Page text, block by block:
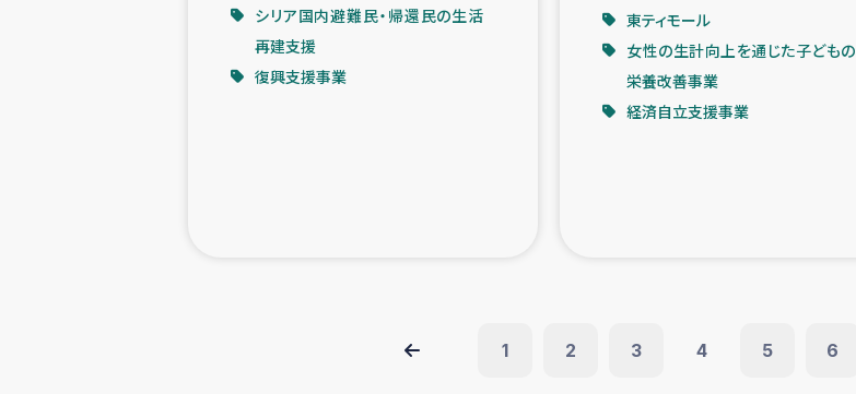
シリア国内避難民・帰還民の生活
再建支援
復興支援事業
東ティモール
女性の生計向上を通じた子どもの
栄養改善事業
経済自立支援事業
1 2 3 4 5 6